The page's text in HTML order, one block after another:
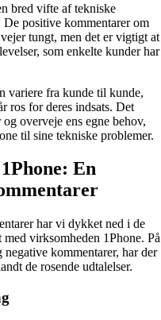
bred vifte af tekniske
positive kommentarer om
tungt, men det er vigtigt at
som enkelte kunder har
variere fra kunde til kunde,
ros for deres indsats. Det
overveje ens egne behov,
til sine tekniske problemer.
En
har vi dykket ned i de
virksomheden 1Phone. På
kommentarer, har der
de rosende udtalelser.